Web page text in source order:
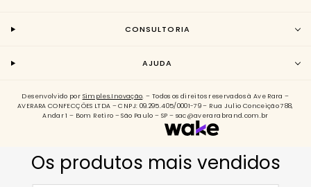
CONSULTORIA
AJUDA
Desenvolvido por Simples.Inovação. – Todos os direitos reservados à Ave Rara –
AVERARA CONFECÇÕES LTDA – CNPJ: 09.295.405/0001-79 – Rua Julio Conceição 788,
Andar 1 – Bom Retiro – São Paulo – SP – sac@averarabrand.com.br